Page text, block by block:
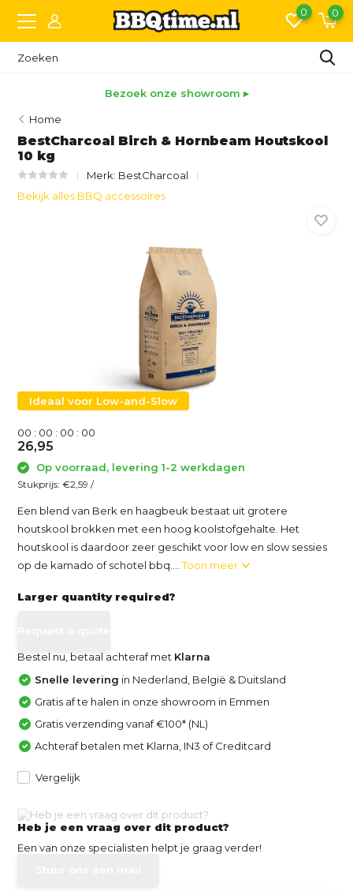
0 0
Bezoek onze showroom ▸
Home
BestCharcoal Birch & Hornbeam Houtskool
10 kg
Merk: BestCharcoal
Bekijk alles BBQ accessoires
Ideaal voor Low-and-Slow
00 : 00 : 00 : 00
26,95
Op voorraad, levering 1-2 werkdagen
Stukprijs:€2,59 /
Een blend van Berk en haagbeuk bestaat uit grotere
houtskool brokken met een hoog koolstofgehalte. Het
houtskool is daardoor zeer geschikt voor low en slow sessies
op de kamado of schotel bbq....Toon meer
Larger quantity required?
Bestel nu, betaal achteraf met Klarna
Snelle levering in Nederland, België & Duitsland
Gratis af te halen in onze showroom in Emmen
Gratis verzending vanaf €100* (NL)
Achteraf betalen met Klarna, IN3 of Creditcard
Vergelijk
Heb je een vraag over dit product?
Een van onze specialisten helpt je graag verder!